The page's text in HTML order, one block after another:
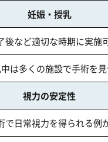
妊娠・授乳
後など適切な時期に実施
は多くの施設で手術を見
視力の安定性
で日常視力を得られる例